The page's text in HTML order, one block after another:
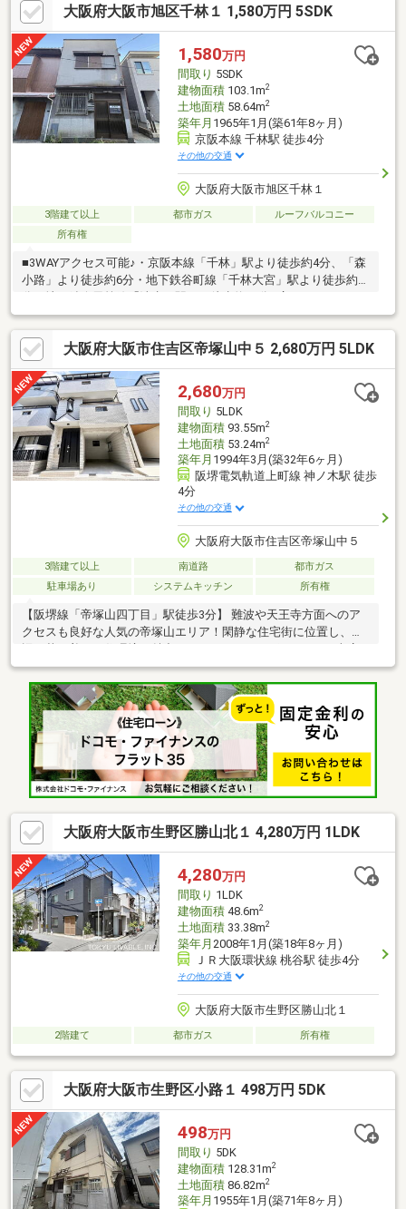
台、トイレ入替・床、クロス貼替
大阪府大阪市旭区千林１ 1,580万円 5SDK
1,580万円
間取り 5SDK
建物面積103.1m2
土地面積58.64m2
築年月 1965年1月(築61年8ヶ月)
京阪本線 千林駅 徒歩4分
その他の交通
大阪府大阪市旭区千林１
3階建て以上 都市ガス
ルーフバルコニー
所有権
■3WAYアクセス可能♪・京阪本線「千林」駅より徒歩約4分、「森
小路」より徒歩約6分・地下鉄谷町線「千林大宮」駅より徒歩約7
リーのお客様におススメです♪■投資用物件としても是非ご検討く
ださい♪■現在空家につき即日のご内覧が可能です
♪◇◆◇◆◇◆◇◆◇◆◇◆◇◆◇◆◇◆◇◇◆◇◆◇物件に
関してのご質問、内覧ご希望の方はお気軽にお問い合わせくださ
い♪センチュリー21 スマイシア不動産販売 大阪旭店TEL ０１
２０－０５０－０２１迄
◇◆◇◆◇◆◇◆◇◆◇◆◇◆◇◆◇◆◇◇◆◇◆◇
大阪府大阪市住吉区帝塚山中５ 2,680万円 5LDK
2,680万円
間取り 5LDK
建物面積93.55m2
土地面積53.24m2
築年月 1994年3月(築32年6ヶ月)
阪堺電気軌道上町線 神ノ木駅 徒歩
4分
その他の交通
大阪府大阪市住吉区帝塚山中５
3階建て以上 南道路
都市ガス
駐車場あり
システムキッチン 所有権
【阪堺線「帝塚山四丁目」駅徒歩3分】 難波や天王寺方面へのア
クセスも良好な人気の帝塚山エリア！閑静な住宅街に位置し、周
付き広々5LDK愛車を守れるビルトインガレージ完備！■家族の存
在を感じるオープンLDK大きな窓から明るい光が入る心地よいLリ
ビング！自然と家族が顔を合わせるリビング階段とカウンターキ
ッチン。
大阪府大阪市生野区勝山北１ 4,280万円 1LDK
4,280万円
間取り 1LDK
建物面積48.6m2
土地面積33.38m2
築年月 2008年1月(築18年8ヶ月)
ＪＲ大阪環状線 桃谷駅 徒歩4分
その他の交通
大阪府大阪市生野区勝山北１
2階建て 都市ガス 所有権
大阪府大阪市生野区小路１ 498万円 5DK
498万円
間取り 5DK
建物面積128.31m2
土地面積86.82m2
築年月 1955年1月(築71年8ヶ月)